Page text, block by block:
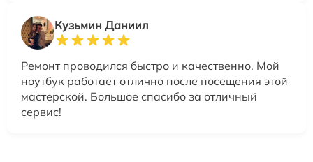
Кузьмин Даниил
Ремонт проводился быстро и качественно. Мой
ноутбук работает отлично после посещения этой
мастерской. Большое спасибо за отличный
сервис!